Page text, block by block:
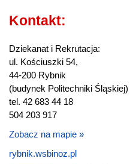
Kontakt:
Dziekanat i Rekrutacja:
ul. Kościuszki 54,
44-200 Rybnik
(budynek Politechniki Śląskiej)
tel. 42 683 44 18
504 203 917
Zobacz na mapie »
rybnik.wsbinoz.pl